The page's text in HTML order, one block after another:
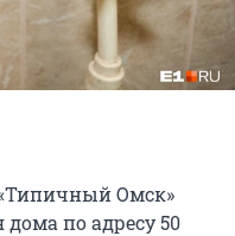
«Типичный Омск»
по адресу 50